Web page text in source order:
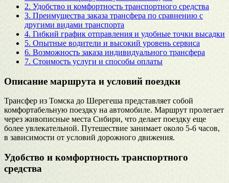
2. Удобство и комфортность транспортного средства
3. Преимущества заказа трансфера по сравнению с
другими видами транспорта
4. Гибкий график отправления и удобные точки высадки
5. Опытные водители и высокий уровень сервиса
6. Возможность заказа индивидуального трансфера
7. Стоимость услуги и способы оплаты
Описание маршрута и условий поездки
Трансфер из Томска до Шерегеша представляет собой
комфортабельную поездку на автомобиле. Маршрут пролегает
через живописные места Сибири, что делает поездку еще
более увлекательной. Путешествие занимает около 5-6 часов,
в зависимости от условий дорожного движения.
Удобство и комфортность транспортного
средства